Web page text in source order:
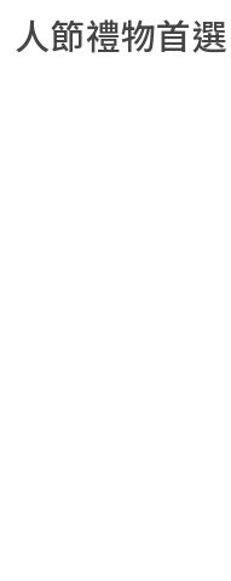
人節禮物首選